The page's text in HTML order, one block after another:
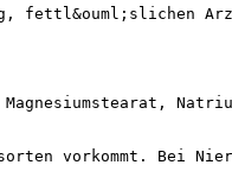
fettl&ouml;slichen
vorkommt. Bei